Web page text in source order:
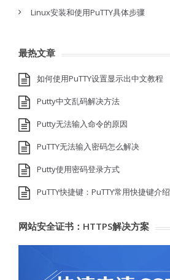
Linux安装和使用PuTTY具体步骤
最热文章
如何使用PuTTY设置显示出中文教程
Putty中文乱码解决方法
Putty无法输入命令的原因
PuTTY无法输入密码怎么解决
Putty使用密码登录方式
PuTTY快捷键：PuTTY常用快捷键介绍
网站安全证书：HTTPS解决方案